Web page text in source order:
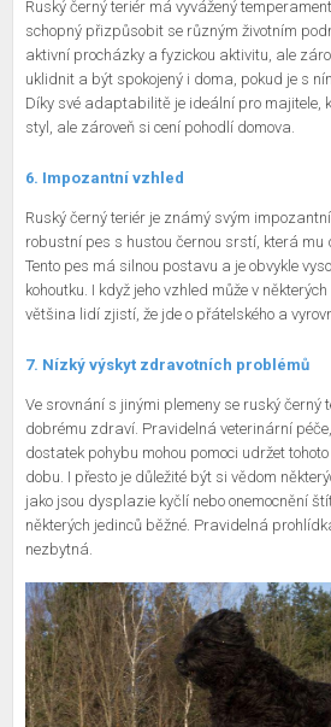
Ruský černý teriér má vyvážený
schopný přizpůsobit se různým životním
aktivní procházky a fyzickou aktivitu, ale
uklidnit a být spokojený i doma, pokud je s
Díky své adaptabilitě je ideální pro majitele,
styl, ale zároveň si cení pohodlí domova.
6. Impozantní vzhled
Ruský černý teriér je známý svým
robustní pes s hustou černou srstí, která mu
Tento pes má silnou postavu a je obvykle
kohoutku. I když jeho vzhled může v
většina lidí zjistí, že jde o přátelského a
7. Nízký výskyt zdravotních problémů
Ve srovnání s jinými plemeny se ruský černý
dobrému zdraví. Pravidelná veterinární
dostatek pohybu mohou pomoci udržet
dobu. I přesto je důležité být si vědom
jako jsou dysplazie kyčlí nebo onemocnění
některých jedinců běžné. Pravidelná
nezbytná.